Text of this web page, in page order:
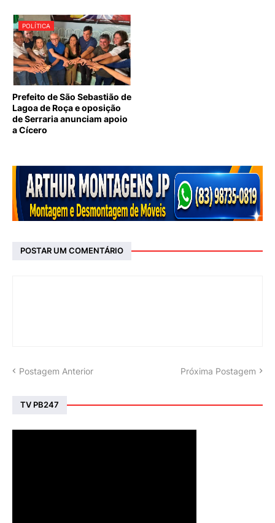
POLÍTICA
Prefeito de São Sebastião de
Lagoa de Roça e oposição
de Serraria anunciam apoio
a Cícero
POSTAR UM COMENTÁRIO
Postagem Anterior Próxima Postagem
TV PB247